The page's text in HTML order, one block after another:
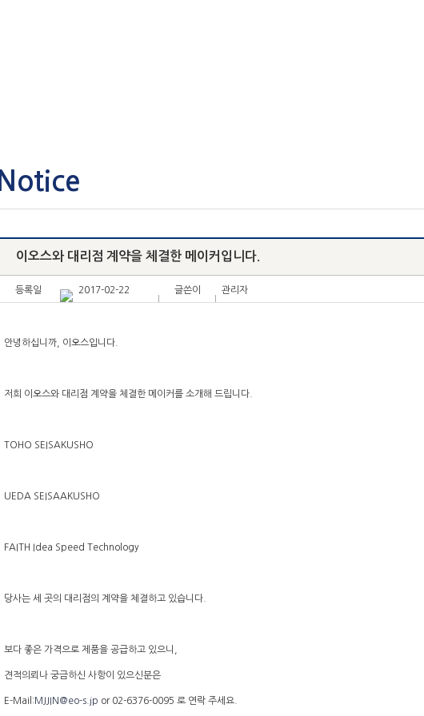
Notice
이오스와 대리점 계약을 체결한 메이커입니다.
등록일 2017-02-22 글쓴이 관리자
안녕하십니까, 이오스입니다.
저희 이오스와 대리점 계약을 체결한 메이커를 소개해 드립니다.
TOHO SEISAKUSHO
UEDA SEISAAKUSHO
FAITH Idea Speed Technology
당사는 세 곳의 대리점의 계약을 체결하고 있습니다.
보다 좋은 가격으로 제품을 공급하고 있으니,
견적의뢰나 궁금하신 사항이 있으신분은
E-Mail: MJJIN@eo-s.jp or 02-6376-0095 로 연락 주세요.